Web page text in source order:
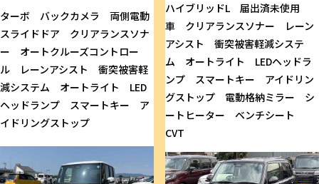
ターボ バックカメラ 両側電動
スライドドア クリアランスソナ
ー オートクルーズコントロー
ル レーンアシスト 衝突被害軽
減システム オートライト LED
ヘッドランプ スマートキー ア
イドリングストップ
ハイブリッドL 届出済未使用
車 クリアランスソナー レーン
アシスト 衝突被害軽減システ
ム オートライト LEDヘッドラ
ンプ スマートキー アイドリン
グストップ 電動格納ミラー シ
ートヒーター ベンチシート
CVT